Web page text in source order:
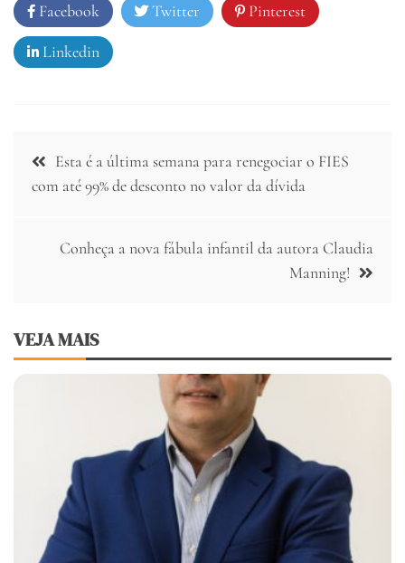
Facebook Twitter Pinterest
Linkedin
Navegação
de
Esta é a última semana para renegociar o FIES
com até 99% de desconto no valor da dívida
Conheça a nova fábula infantil da autora Claudia
Manning!
VEJA MAIS